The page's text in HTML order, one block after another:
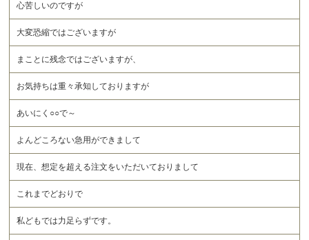
心苦しいのですが
大変恐縮ではございますが
まことに残念ではございますが、
お気持ちは重々承知しておりますが
あいにく○○で～
よんどころない急用ができまして
現在、想定を超える注文をいただいておりまして
これまでどおりで
私どもでは力足らずです。